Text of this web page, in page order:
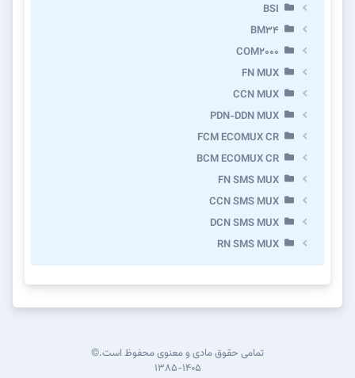
BSI
BM34
COM2000
FN MUX
CCN MUX
PDN-DDN MUX
FCM ECOMUX CR
BCM ECOMUX CR
FN SMS MUX
CCN SMS MUX
DCN SMS MUX
RN SMS MUX
تمامی حقوق مادی و معنوی محفوظ است.©
۱۳۸۵-۱۴۰۵